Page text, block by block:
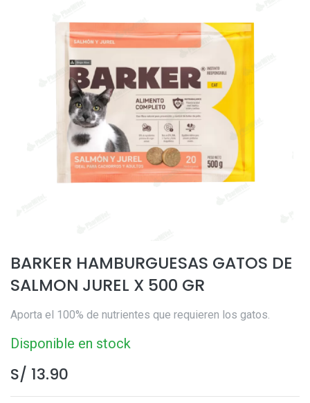
BARKER HAMBURGUESAS GATOS DE
SALMON JUREL X 500 GR
Aporta el 100% de nutrientes que requieren los gatos.
Disponible en stock
S/ 13.90